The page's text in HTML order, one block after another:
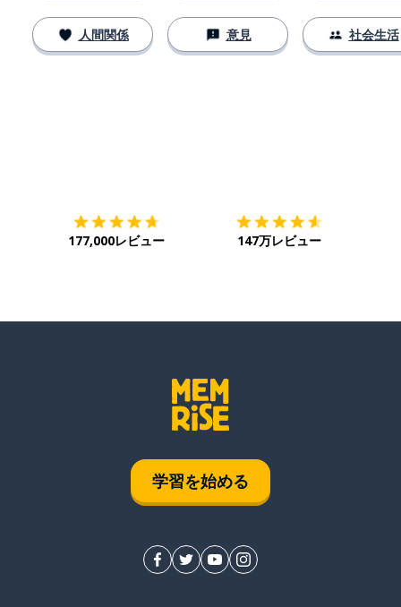
人間関係 意見 社会生活
177,000レビュー 147万レビュー
学習を始める